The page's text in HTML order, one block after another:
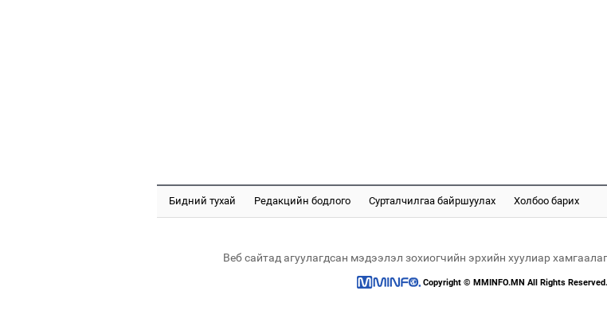
Бидний тухай Редакцийн бодлого Сурталчилгаа байршуулах Холбоо барих
Веб сайтад агуулагдсан мэдээлэл зохиогчийн эрхийн хуулиар
Copyright © MMINFO.MN All Rights